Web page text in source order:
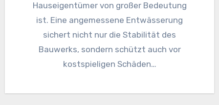
Hauseigentümer von großer Bedeutung
ist. Eine angemessene Entwässerung
sichert nicht nur die Stabilität des
Bauwerks, sondern schützt auch vor
kostspieligen Schäden…